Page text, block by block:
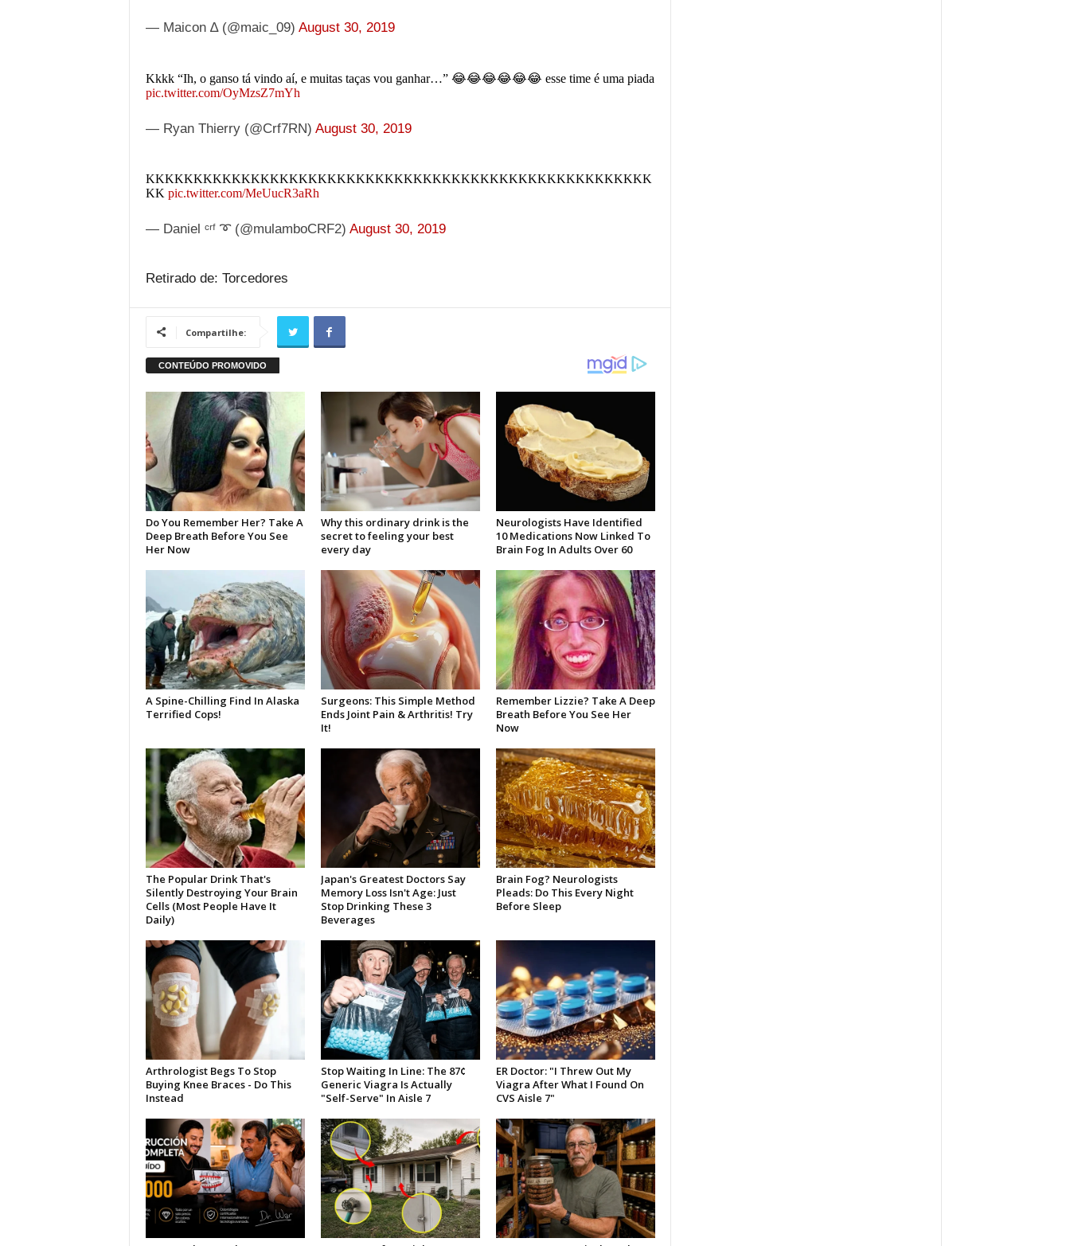
— Maicon ∆ (@maic_09) August 30, 2019
Kkkk “Ih, o ganso tá vindo aí, e muitas taças vou ganhar…” 😂😂😂😂😂😂 esse time é uma piada
pic.twitter.com/OyMzsZ7mYh
— Ryan Thierry (@Crf7RN) August 30, 2019
KKKKKKKKKKKKKKKKKKKKKKKKKKKKKKKKKKKKKKKKKKKKKKKKKKKKK
KK pic.twitter.com/MeUucR3aRh
— Daniel ᶜʳᶠ ➰ (@mulamboCRF2) August 30, 2019
Retirado de: Torcedores
Compartilhe: